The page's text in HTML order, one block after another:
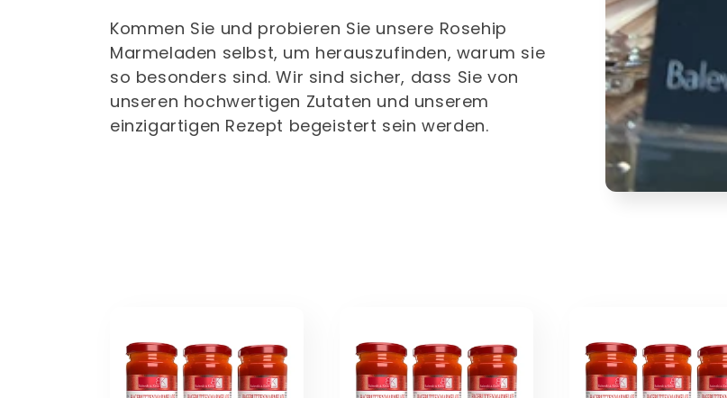
Kommen Sie und probieren Sie unsere Rosehip
Marmeladen selbst, um herauszufinden, warum sie
so besonders sind. Wir sind sicher, dass Sie von
unseren hochwertigen Zutaten und unserem
einzigartigen Rezept begeistert sein werden.